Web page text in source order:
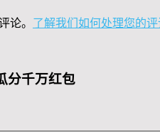
论。 了解我们如何处理您的
分千万红包